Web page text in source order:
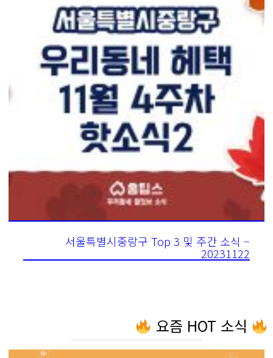
서울특별시중랑구 Top 3 및 주간 소식 –
20231122
요즘 HOT 소식